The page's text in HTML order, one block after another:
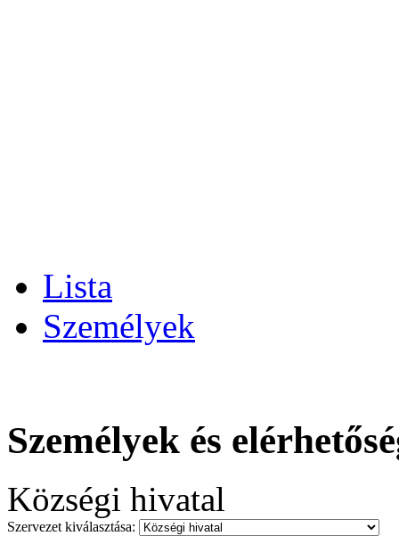
Lista
Személyek
Személyek és
Községi hivatal
Szervezet kiválasztása: